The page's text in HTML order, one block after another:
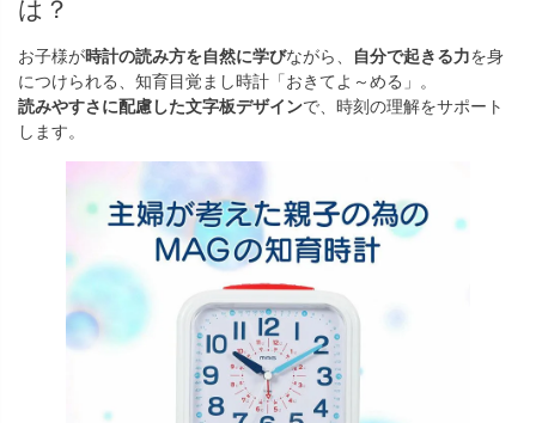
は？
お子様が時計の読み方を自然に学びながら、 自分で起きる力を身
につけられる、知育目覚まし時計「おきてよ～める」。
読みやすさに配慮した文字板デザインで、時刻の理解をサポート
します。